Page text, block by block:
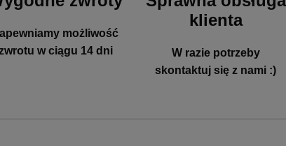
możliwość
w ciągu 14 dni
klienta
W razie potrzeby
skontaktuj się z nami :)